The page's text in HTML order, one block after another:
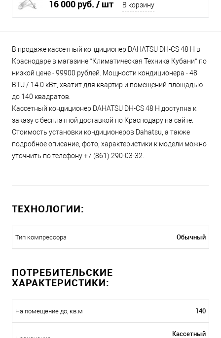
16 000 руб. / шт В корзину
В продаже кассетный кондиционер DAHATSU DH-CS 48 H в
Краснодаре в магазине “Климатическая Техника Кубани” по
низкой цене - 99900 рублей. Мощности кондиционера - 48
BTU / 14.0 кВт, хватит для квартир и помещений площадью
до 140 квадратов.
Кассетный кондиционер DAHATSU DH-CS 48 H доступна к
заказу с бесплатной доставкой по Краснодару на сайте.
Стоимость установки кондиционеров Dahatsu, а также
подробное описание, фото, характеристики к модели можно
уточнить по телефону +7 (861) 290-03-32.
ТЕХНОЛОГИИ:
Тип компрессора Обычный
ПОТРЕБИТЕЛЬСКИЕ
ХАРАКТЕРИСТИКИ:
На помещение до, кв.м 140
Кассетный